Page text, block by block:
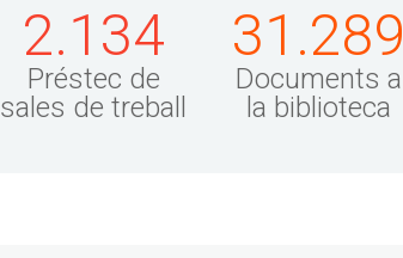
2.134
Préstec de
sales de treball
31.289
Documents a
la biblioteca